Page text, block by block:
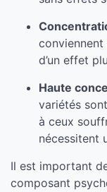
conviennent
d’un effet
Haute
variétés
à ceux
nécessitent
Il est important
composant